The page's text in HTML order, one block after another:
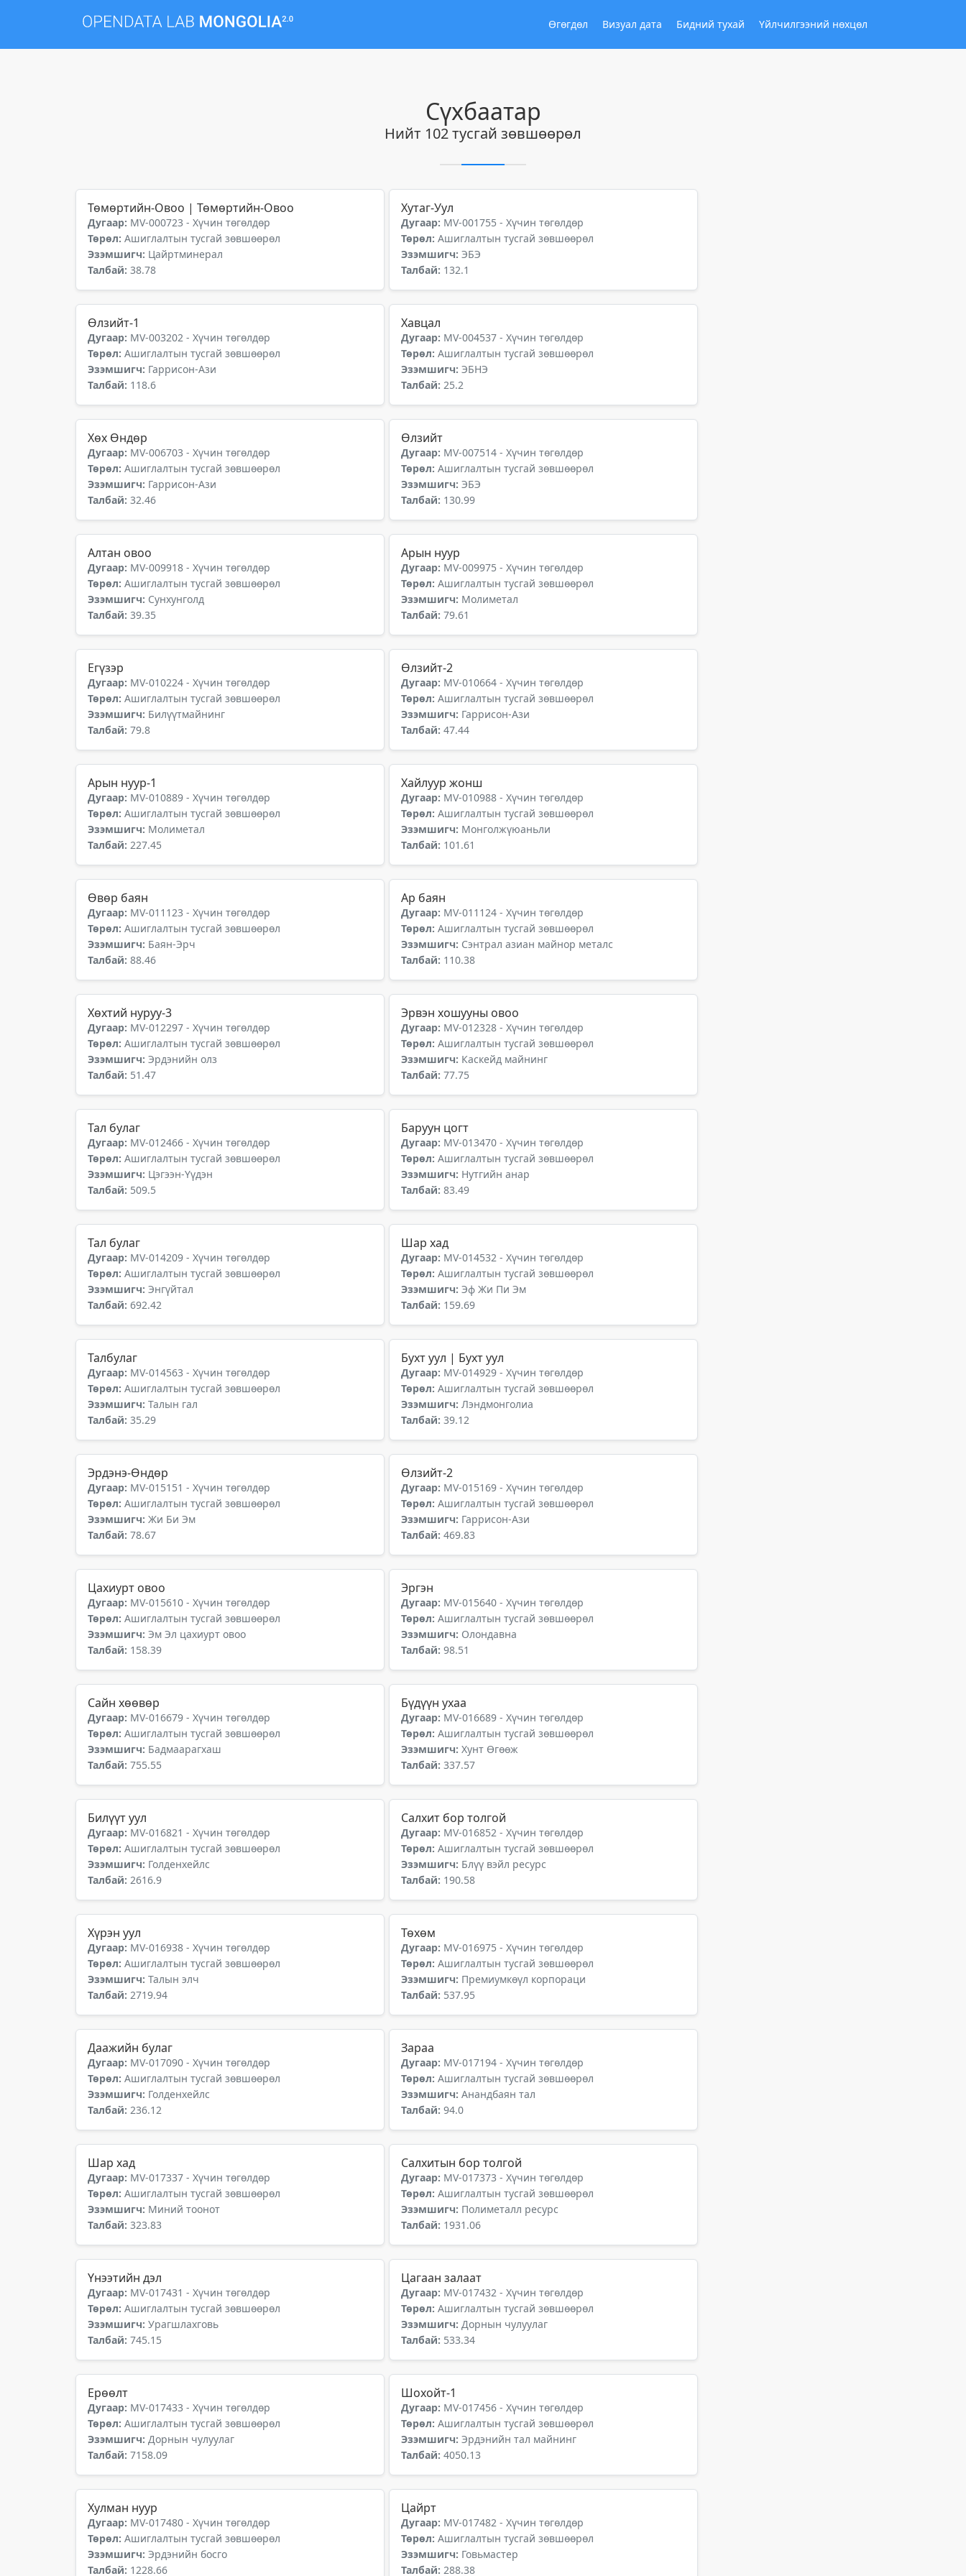
Өгөгдөл Визуал дата Бидний тухай Үйлчилгээний нөхцөл
Сүхбаатар
Нийт 102 тусгай зөвшөөрөл
Төмөртийн-Овоо | Төмөртийн-Овоо
Дугаар: MV-000723 - Хүчин төгөлдөр
Төрөл: Ашиглалтын тусгай зөвшөөрөл
Эзэмшигч: Цайртминерал
Талбай: 38.78
Хутаг-Уул
Дугаар: MV-001755 - Хүчин төгөлдөр
Төрөл: Ашиглалтын тусгай зөвшөөрөл
Эзэмшигч: ЭБЭ
Талбай: 132.1
Өлзийт-1
Дугаар: MV-003202 - Хүчин төгөлдөр
Төрөл: Ашиглалтын тусгай зөвшөөрөл
Эзэмшигч: Гаррисон-Ази
Талбай: 118.6
Хавцал
Дугаар: MV-004537 - Хүчин төгөлдөр
Төрөл: Ашиглалтын тусгай зөвшөөрөл
Эзэмшигч: ЭБНЭ
Талбай: 25.2
Хөх Өндөр
Дугаар: MV-006703 - Хүчин төгөлдөр
Төрөл: Ашиглалтын тусгай зөвшөөрөл
Эзэмшигч: Гаррисон-Ази
Талбай: 32.46
Өлзийт
Дугаар: MV-007514 - Хүчин төгөлдөр
Төрөл: Ашиглалтын тусгай зөвшөөрөл
Эзэмшигч: ЭБЭ
Талбай: 130.99
Алтан овоо
Дугаар: MV-009918 - Хүчин төгөлдөр
Төрөл: Ашиглалтын тусгай зөвшөөрөл
Эзэмшигч: Сунхунголд
Талбай: 39.35
Арын нуур
Дугаар: MV-009975 - Хүчин төгөлдөр
Төрөл: Ашиглалтын тусгай зөвшөөрөл
Эзэмшигч: Молиметал
Талбай: 79.61
Егүзэр
Дугаар: MV-010224 - Хүчин төгөлдөр
Төрөл: Ашиглалтын тусгай зөвшөөрөл
Эзэмшигч: Билүүтмайнинг
Талбай: 79.8
Өлзийт-2
Дугаар: MV-010664 - Хүчин төгөлдөр
Төрөл: Ашиглалтын тусгай зөвшөөрөл
Эзэмшигч: Гаррисон-Ази
Талбай: 47.44
Арын нуур-1
Дугаар: MV-010889 - Хүчин төгөлдөр
Төрөл: Ашиглалтын тусгай зөвшөөрөл
Эзэмшигч: Молиметал
Талбай: 227.45
Хайлуур жонш
Дугаар: MV-010988 - Хүчин төгөлдөр
Төрөл: Ашиглалтын тусгай зөвшөөрөл
Эзэмшигч: Монголжүюаньли
Талбай: 101.61
Өвөр баян
Дугаар: MV-011123 - Хүчин төгөлдөр
Төрөл: Ашиглалтын тусгай зөвшөөрөл
Эзэмшигч: Баян-Эрч
Талбай: 88.46
Ар баян
Дугаар: MV-011124 - Хүчин төгөлдөр
Төрөл: Ашиглалтын тусгай зөвшөөрөл
Эзэмшигч: Сэнтрал азиан майнор металс
Талбай: 110.38
Хөхтий нуруу-3
Дугаар: MV-012297 - Хүчин төгөлдөр
Төрөл: Ашиглалтын тусгай зөвшөөрөл
Эзэмшигч: Эрдэнийн олз
Талбай: 51.47
Эрвэн хошууны овоо
Дугаар: MV-012328 - Хүчин төгөлдөр
Төрөл: Ашиглалтын тусгай зөвшөөрөл
Эзэмшигч: Каскейд майнинг
Талбай: 77.75
Тал булаг
Дугаар: MV-012466 - Хүчин төгөлдөр
Төрөл: Ашиглалтын тусгай зөвшөөрөл
Эзэмшигч: Цэгээн-Үүдэн
Талбай: 509.5
Баруун цогт
Дугаар: MV-013470 - Хүчин төгөлдөр
Төрөл: Ашиглалтын тусгай зөвшөөрөл
Эзэмшигч: Нутгийн анар
Талбай: 83.49
Тал булаг
Дугаар: MV-014209 - Хүчин төгөлдөр
Төрөл: Ашиглалтын тусгай зөвшөөрөл
Эзэмшигч: Энгүйтал
Талбай: 692.42
Шар хад
Дугаар: MV-014532 - Хүчин төгөлдөр
Төрөл: Ашиглалтын тусгай зөвшөөрөл
Эзэмшигч: Эф Жи Пи Эм
Талбай: 159.69
Талбулаг
Дугаар: MV-014563 - Хүчин төгөлдөр
Төрөл: Ашиглалтын тусгай зөвшөөрөл
Эзэмшигч: Талын гал
Талбай: 35.29
Бухт уул | Бухт уул
Дугаар: MV-014929 - Хүчин төгөлдөр
Төрөл: Ашиглалтын тусгай зөвшөөрөл
Эзэмшигч: Лэндмонголиа
Талбай: 39.12
Эрдэнэ-Өндөр
Дугаар: MV-015151 - Хүчин төгөлдөр
Төрөл: Ашиглалтын тусгай зөвшөөрөл
Эзэмшигч: Жи Би Эм
Талбай: 78.67
Өлзийт-2
Дугаар: MV-015169 - Хүчин төгөлдөр
Төрөл: Ашиглалтын тусгай зөвшөөрөл
Эзэмшигч: Гаррисон-Ази
Талбай: 469.83
Цахиурт овоо
Дугаар: MV-015610 - Хүчин төгөлдөр
Төрөл: Ашиглалтын тусгай зөвшөөрөл
Эзэмшигч: Эм Эл цахиурт овоо
Талбай: 158.39
Эргэн
Дугаар: MV-015640 - Хүчин төгөлдөр
Төрөл: Ашиглалтын тусгай зөвшөөрөл
Эзэмшигч: Олондавна
Талбай: 98.51
Сайн хөөвөр
Дугаар: MV-016679 - Хүчин төгөлдөр
Төрөл: Ашиглалтын тусгай зөвшөөрөл
Эзэмшигч: Бадмаарагхаш
Талбай: 755.55
Бүдүүн ухаа
Дугаар: MV-016689 - Хүчин төгөлдөр
Төрөл: Ашиглалтын тусгай зөвшөөрөл
Эзэмшигч: Хунт Өгөөж
Талбай: 337.57
Билүүт уул
Дугаар: MV-016821 - Хүчин төгөлдөр
Төрөл: Ашиглалтын тусгай зөвшөөрөл
Эзэмшигч: Голденхейлс
Талбай: 2616.9
Салхит бор толгой
Дугаар: MV-016852 - Хүчин төгөлдөр
Төрөл: Ашиглалтын тусгай зөвшөөрөл
Эзэмшигч: Блүү вэйл ресурс
Талбай: 190.58
Хүрэн уул
Дугаар: MV-016938 - Хүчин төгөлдөр
Төрөл: Ашиглалтын тусгай зөвшөөрөл
Эзэмшигч: Талын элч
Талбай: 2719.94
Төхөм
Дугаар: MV-016975 - Хүчин төгөлдөр
Төрөл: Ашиглалтын тусгай зөвшөөрөл
Эзэмшигч: Премиумкөүл корпораци
Талбай: 537.95
Даажийн булаг
Дугаар: MV-017090 - Хүчин төгөлдөр
Төрөл: Ашиглалтын тусгай зөвшөөрөл
Эзэмшигч: Голденхейлс
Талбай: 236.12
Зараа
Дугаар: MV-017194 - Хүчин төгөлдөр
Төрөл: Ашиглалтын тусгай зөвшөөрөл
Эзэмшигч: Анандбаян тал
Талбай: 94.0
Шар хад
Дугаар: MV-017337 - Хүчин төгөлдөр
Төрөл: Ашиглалтын тусгай зөвшөөрөл
Эзэмшигч: Миний тоонот
Талбай: 323.83
Салхитын бор толгой
Дугаар: MV-017373 - Хүчин төгөлдөр
Төрөл: Ашиглалтын тусгай зөвшөөрөл
Эзэмшигч: Полиметалл ресурс
Талбай: 1931.06
Үнээтийн дэл
Дугаар: MV-017431 - Хүчин төгөлдөр
Төрөл: Ашиглалтын тусгай зөвшөөрөл
Эзэмшигч: Урагшлахговь
Талбай: 745.15
Цагаан залаат
Дугаар: MV-017432 - Хүчин төгөлдөр
Төрөл: Ашиглалтын тусгай зөвшөөрөл
Эзэмшигч: Дорнын чулуулаг
Талбай: 533.34
Ерөөлт
Дугаар: MV-017433 - Хүчин төгөлдөр
Төрөл: Ашиглалтын тусгай зөвшөөрөл
Эзэмшигч: Дорнын чулуулаг
Талбай: 7158.09
Шохойт-1
Дугаар: MV-017456 - Хүчин төгөлдөр
Төрөл: Ашиглалтын тусгай зөвшөөрөл
Эзэмшигч: Эрдэнийн тал майнинг
Талбай: 4050.13
Хулман нуур
Дугаар: MV-017480 - Хүчин төгөлдөр
Төрөл: Ашиглалтын тусгай зөвшөөрөл
Эзэмшигч: Эрдэнийн босго
Талбай: 1228.66
Цайрт
Дугаар: MV-017482 - Хүчин төгөлдөр
Төрөл: Ашиглалтын тусгай зөвшөөрөл
Эзэмшигч: Говьмастер
Талбай: 288.38